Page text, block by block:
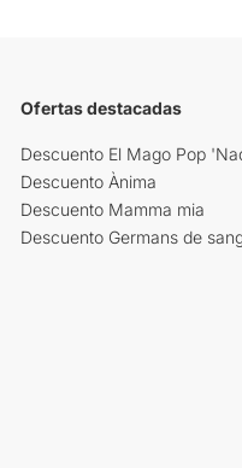
Ofertas destacadas
Descuento El Mago Pop
Descuento Ànima
Descuento Mamma mia
Descuento Germans de